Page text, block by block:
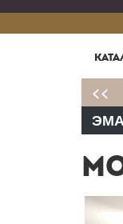
<<